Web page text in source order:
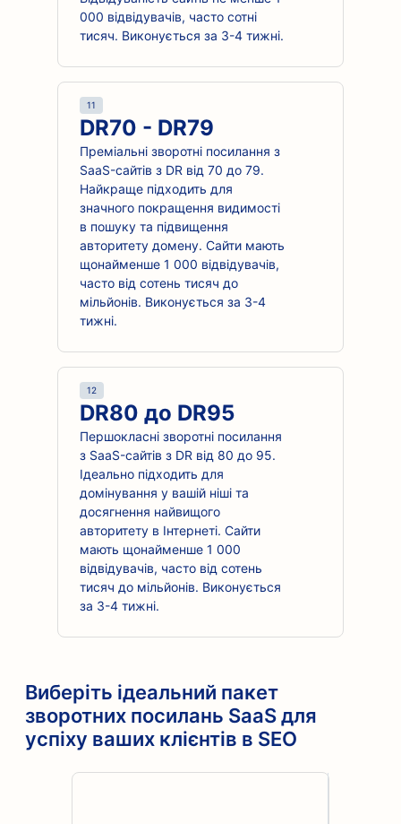
000 відвідувачів, часто сотні
тисяч. Виконується за 3-4 тижні.
11
DR70 - DR79
Преміальні зворотні посилання з
SaaS-сайтів з DR від 70 до 79.
Найкраще підходить для
значного покращення видимості
в пошуку та підвищення
авторитету домену. Сайти мають
щонайменше 1 000 відвідувачів,
часто від сотень тисяч до
мільйонів. Виконується за 3-4
тижні.
12
DR80 до DR95
Першокласні зворотні посилання
з SaaS-сайтів з DR від 80 до 95.
Ідеально підходить для
домінування у вашій ніші та
досягнення найвищого
авторитету в Інтернеті. Сайти
мають щонайменше 1 000
відвідувачів, часто від сотень
тисяч до мільйонів. Виконується
за 3-4 тижні.
Виберіть ідеальний пакет
зворотних посилань SaaS для
успіху ваших клієнтів в SEO